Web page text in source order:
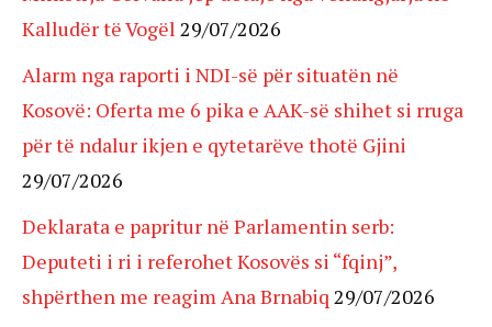
Kalludër të Vogël 29/07/2026
Alarm nga raporti i NDI-së për situatën në
Kosovë: Oferta me 6 pika e AAK-së shihet si rruga
për të ndalur ikjen e qytetarëve thotë Gjini
29/07/2026
Deklarata e papritur në Parlamentin serb:
Deputeti i ri i referohet Kosovës si “fqinj”,
shpërthen me reagim Ana Brnabiq 29/07/2026